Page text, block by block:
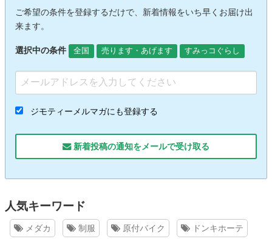
ご希望の条件を登録するだけで、新着情報をいち早くお届け出
来ます。
選択中の条件 全国 売ります・あげます すみっコぐらし
ジモティーメルマガにも登録する
新着投稿の通知をメールで受け取る
人気キーワード
メダカ 制服 原付バイク ドンキホーテ